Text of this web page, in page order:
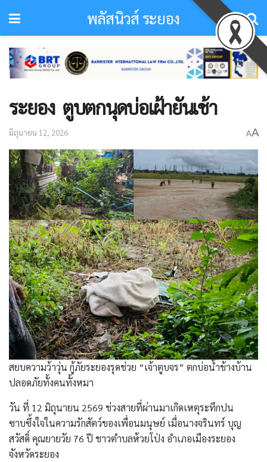
พลัสนิวส์ ระยอง
ระยอง ตูบตกนุดบ่อเฝ้ายันเช้า
มิถุนายน 12, 2026 AA
สยบความว้าวุ่น กู้ภัยระยองรุดช่วย “เจ้าตูบจร” ตกบ่อน้ำข้างบ้าน
ปลอดภัยทั้งคนทั้งหมา
วัน ที่ 12 มิถุนายน 2569 ช่วงสายที่ผ่านมาเกิดเหตุระทึกปน
ซาบซึ้งใจในความรักสัตว์ของเพื่อนมนุษย์ เมื่อนางจรินทร์ บุญ
สวัสดิ์ คุณยายวัย 76 ปี ชาวตำบลห้วยโป่ง อำเภอเมืองระยอง
จังหวัดระยอง